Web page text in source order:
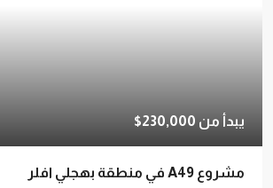
يبدأ من230,000$
مشروع A49 في منطقة بهجلي افلر